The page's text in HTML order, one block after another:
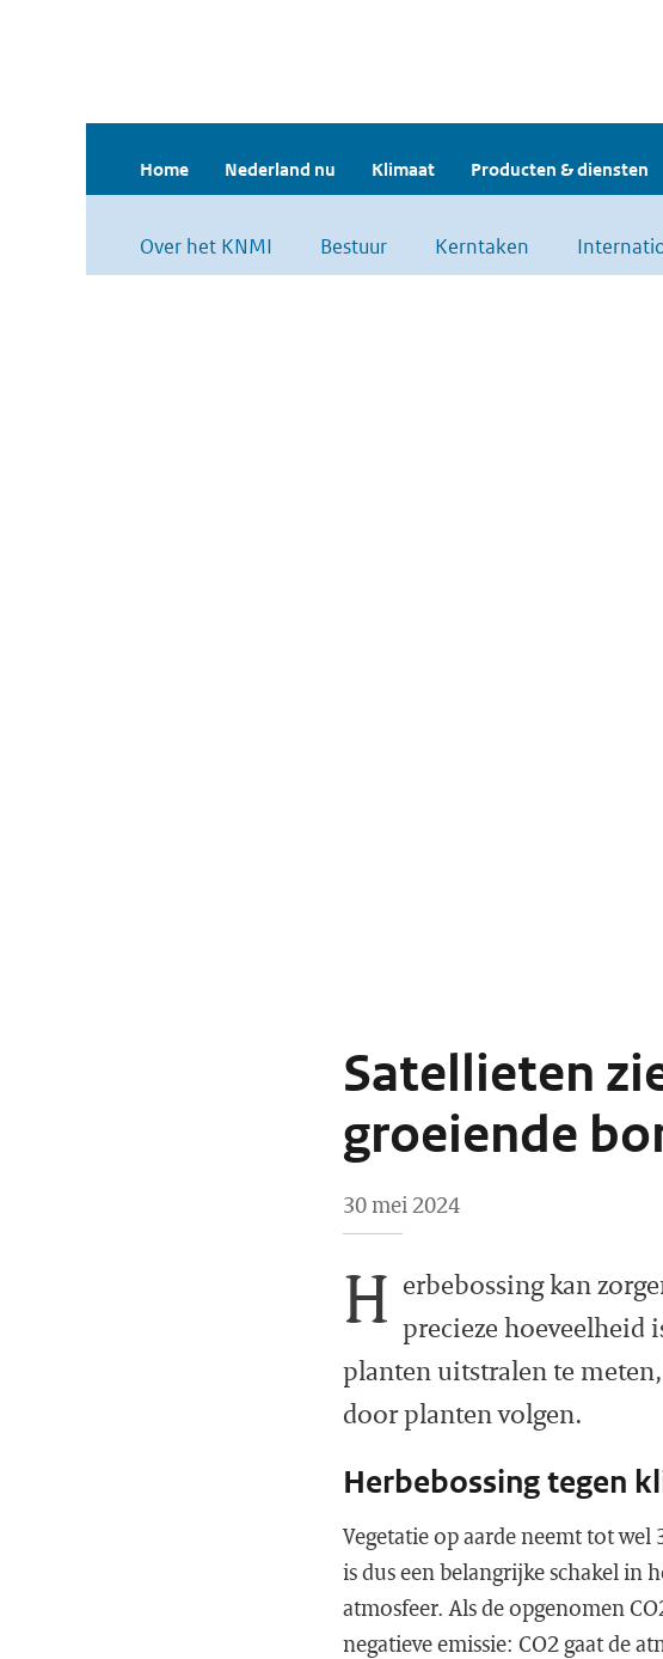
Home Nederland nu Klimaat Producten & diensten
Over het KNMI Bestuur Kerntaken
Satellieten
groeiende
30 mei 2024
H erbebossing kan
precieze hoeveelheid
planten uitstralen te
door planten volgen.
Herbebossing tegen
Vegetatie op aarde neemt tot
is dus een belangrijke schakel in
atmosfeer. Als de opgenomen
negatieve emissie: CO2 gaat de